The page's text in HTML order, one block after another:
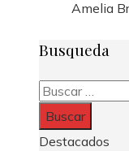
Amelia
Busqueda
Buscar:
Destacados